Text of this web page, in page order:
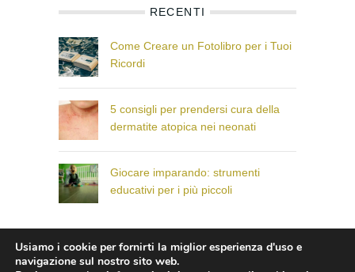
RECENTI
Come Creare un Fotolibro per i Tuoi
Ricordi
5 consigli per prendersi cura della
dermatite atopica nei neonati
Giocare imparando: strumenti
educativi per i più piccoli
© Il Paese dei Bambini che Sorridono
Usiamo i cookie per fornirti la miglior esperienza d'uso e
navigazione sul nostro sito web.